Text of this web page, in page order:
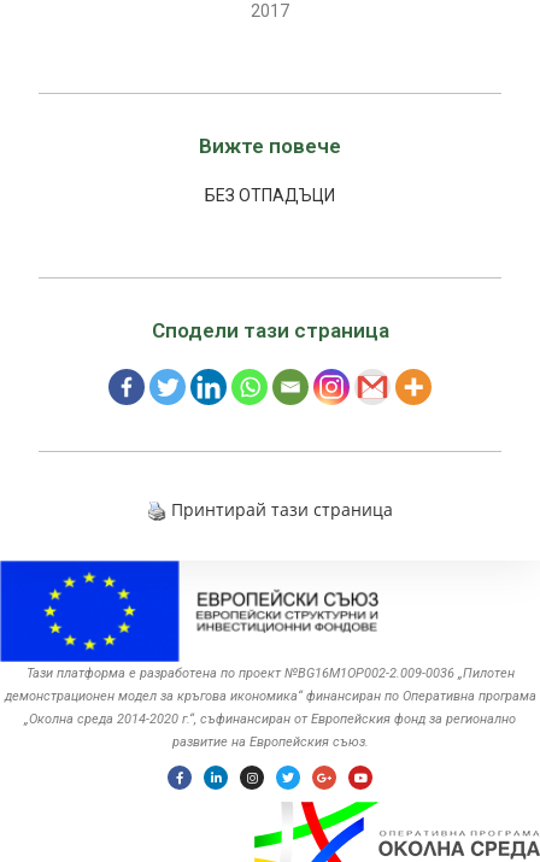
2017
Вижте повече
БЕЗ ОТПАДЪЦИ
Сподели тази страница
Принтирай тази страница
Тази платформа е разработена по проект №BG16M1OP002-2.‎009-0036 „Пилотен
демонстрационен модел за кръгова икономика“ финансиран по Оперативна програма
„Околна среда ‎‎2014-2020 г.“, съфинансиран от Европейския фонд за регионално
развитие на Европейския съюз.